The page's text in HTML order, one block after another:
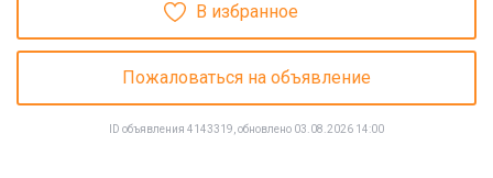
В избранное
Пожаловаться на объявление
ID объявления 4143319, обновлено 03.08.2026 14:00